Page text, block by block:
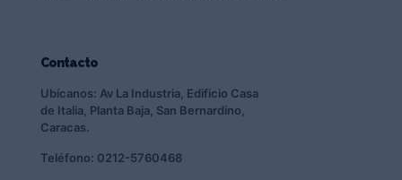
Contacto
Ubícanos: Av La Industria, Edificio Casa
de Italia, Planta Baja, San Bernardino,
Caracas.
Teléfono: 0212-5760468